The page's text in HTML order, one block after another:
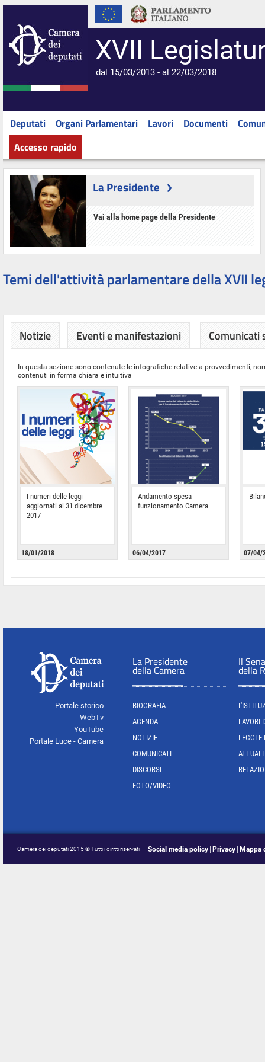
XVII
dal 15/03/2013 - al 22/03/2018
Deputati Organi Parlamentari Lavori Documenti
Accesso rapido
La Presidente
Vai alla home page della Presidente
Temi dell'attività parlamentare della XVII
Notizie Eventi e manifestazioni Comunicati
In questa sezione sono contenute le infografiche relative a provvedimenti,
contenuti in forma chiara e intuitiva
I numeri delle leggi
aggiornati al 31 dicembre
2017
18/01/2018
Andamento spesa
funzionamento Camera
06/04/2017 07/04/
Portale storico
WebTv
YouTube
Portale Luce - Camera
La Presidente
della Camera
BIOGRAFIA
AGENDA
NOTIZIE
COMUNICATI
DISCORSI
FOTO/VIDEO
Il
della
LAVORI
LEGGI E
Camera dei deputati 2015 © Tutti i diritti riservati Social media policy Privacy Mappa